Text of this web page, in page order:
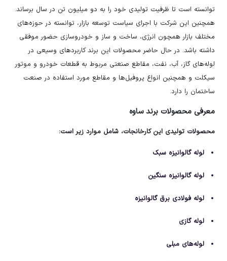
توانسته است تا ظرفیت تولیدی خود را به دو میلیون تن در سال برساند.
همچنین این شرکت با اجرای سیاست توسعه بازار، توانسته در حوزه‌های
مختلف بازار همچون انرژی، ساخت و ساز و خودروسازی حضور موفقی
داشته باشد. در حال حاضر محصولات این برند کاربردهای وسیعی در
لوله‌های گاز، آب، نفت، مقاطع صنعتی مربوط به قطعات خودرو و موتور
سیکلت و همچنین انواع پروفیل‌ها و مقاطع مورد استفاده در صنعت
ساختمان را دارد.
معرفی محصولات برند ساوه
محصولات تولیدی این کارخانجات، شامل موارد زیر است:
لوله گالوانیزه سبک
لوله گالوانیزه سنگین
لوله فولادی برق گالوانیزه
لوله گازی
لوله‌های مبلی